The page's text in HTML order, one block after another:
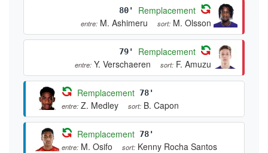
80' Remplacement
entre: M. Ashimeru sort: M. Olsson
79' Remplacement
entre: Y. Verschaeren sort: F. Amuzu
Remplacement 78'
entre: Z. Medley sort: B. Capon
Remplacement 78'
entre: M. Osifo sort: Kenny Rocha Santos